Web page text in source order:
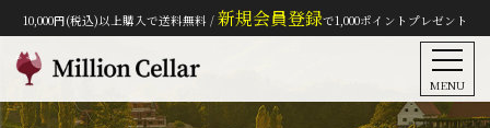
10,000円(税込)以上購入で送料無料 / 新規会員登録で1,000ポイントプレゼント
MENU